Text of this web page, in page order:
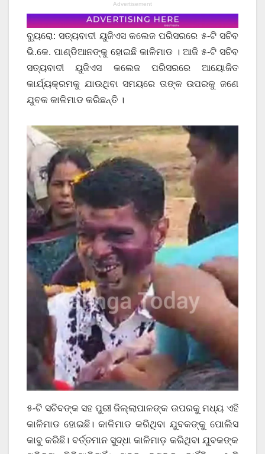
Advertisement
ବ୍ୟୁରୋ: ସତ୍ୟବାଦୀ ୟୁଜିଏସ କଲେଜ ପରିସରରେ ୫-ଟି ସଚିବ
ଭି.କେ. ପାଣ୍ଡିଆନଙ୍କୁ ହୋଇଛି କାଳିମାଡ । ଆଜି ୫-ଟି ସଚିବ
ସତ୍ୟବାଦୀ ୟୁଜିଏସ କଲେଜ ପରିସରରେ ଆୟୋଜିତ
କାର୍ଯ୍ୟକ୍ରମକୁ ଯାଉଥିବା ସମୟରେ ତାଙ୍କ ଉପରକୁ ଜଣେ
ଯୁବକ କାଳିମାଡ କରିଛନ୍ତି ।
୫-ଟି ସଚିବଙ୍କ ସହ ପୁରୀ ଜିଲ୍ଲାପାଳଙ୍କ ଉପରକୁ ମଧ୍ୟ ଏହି
କାଳିମାଡ ହୋଇଛି। କାଳିମାଡ କରିଥିବା ଯୁବକଙ୍କୁ ପୋଲିସ
କାବୁ କରିଛି। ବର୍ତ୍ତମାନ ସୁଦ୍ଧା କାଳିମାଡ଼ କରିଥିବା ଯୁବକଙ୍କ